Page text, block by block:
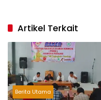
Artikel Terkait
Berita Utama